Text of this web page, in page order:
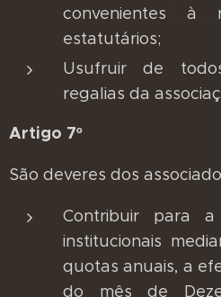
convenientes à
estatutários;
Usufruir de
regalias da
Artigo 7º
São deveres dos
Contribuir para
institucionais
quotas anuais, a
do mês de